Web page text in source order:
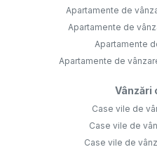
Apartamente de
Apartamente de
Apartamente
Apartamente de
Vânzări
Case vile de
Case vile de
Case vile de